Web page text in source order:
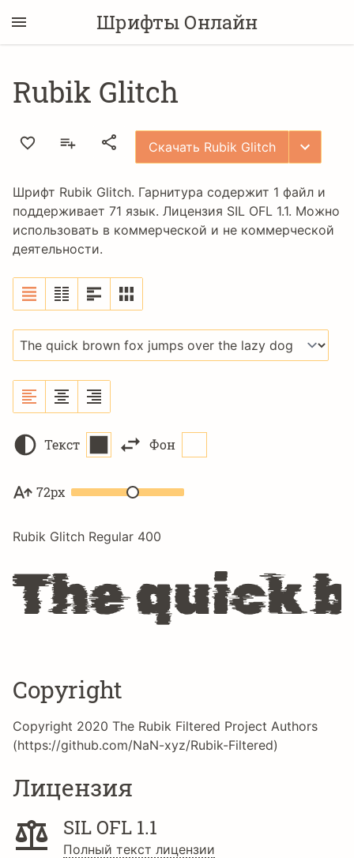
Шрифты Онлайн
Rubik Glitch
Скачать Rubik Glitch
Шрифт Rubik Glitch. Гарнитура содержит 1 файл и
поддерживает 71 язык. Лицензия SIL OFL 1.1. Можно
использовать в коммерческой и не коммерческой
деятельности.
Текст Фон
72px
Rubik Glitch Regular 400
The quick
Copyright
Copyright 2020 The Rubik Filtered Project Authors
(https://github.com/NaN-xyz/Rubik-Filtered)
Лицензия
SIL OFL 1.1
Полный текст лицензии